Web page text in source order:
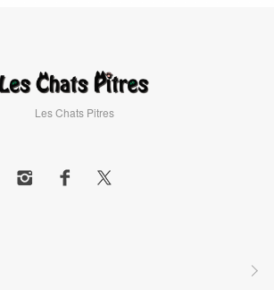
Les Chats Pitres